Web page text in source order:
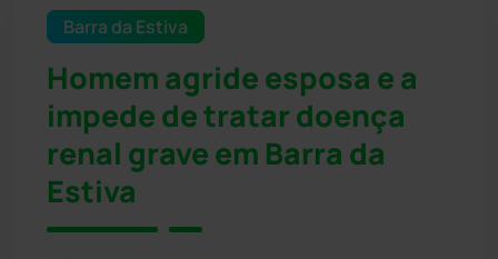
Barra da Estiva
Homem agride esposa e a
impede de tratar doença
renal grave em Barra da
Estiva